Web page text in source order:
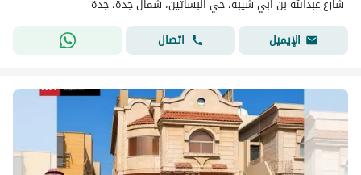
شارع عبدالله بن ابي شيبه، حي البساتين، شمال جدة، جدة
الإيميل
اتصال